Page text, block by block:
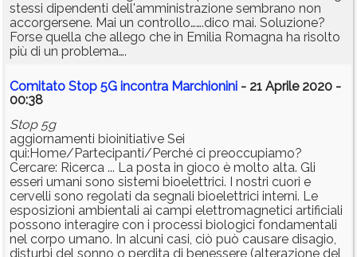
stessi dipendenti dell'amministrazione sembrano non
accorgersene. Mai un controllo…….dico mai. Soluzione?
Forse quella che allego che in Emilia Romagna ha risolto
più di un problema….
Comitato Stop 5G incontra Marchionini - 21 Aprile 2020 -
00:38
Stop 5g
aggiornamenti bioinitiative Sei
qui:Home/Partecipanti/Perché ci preoccupiamo?
Cercare: Ricerca ... La posta in gioco è molto alta. Gli
esseri umani sono sistemi bioelettrici. I nostri cuori e
cervelli sono regolati da segnali bioelettrici interni. Le
esposizioni ambientali ai campi elettromagnetici artificiali
possono interagire con i processi biologici fondamentali
nel corpo umano. In alcuni casi, ciò può causare disagio,
disturbi del sonno o perdita di benessere (alterazione del